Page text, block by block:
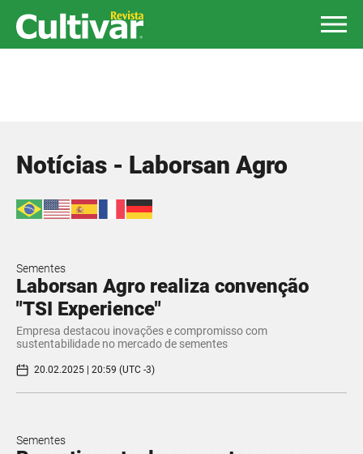
Notícias - Laborsan Agro
Sementes
Laborsan Agro realiza convenção
"TSI Experience"
Empresa destacou inovações e compromisso com
sustentabilidade no mercado de sementes
20.02.2025 | 20:59 (UTC -3)
Sementes